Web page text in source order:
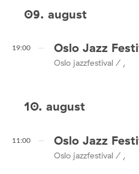
09. august
19:00 Oslo Jazz
Oslo jazzfestival / ,
10. august
11:00 Oslo Jazz
Oslo jazzfestival / ,